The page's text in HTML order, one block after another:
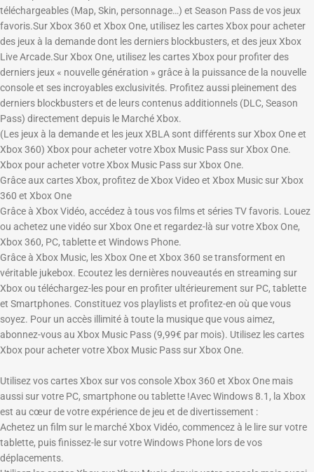
téléchargeables (Map, Skin, personnage…) et Season Pass de vos jeux
favoris.Sur Xbox 360 et Xbox One, utilisez les cartes Xbox pour acheter
des jeux à la demande dont les derniers blockbusters, et des jeux Xbox
Live Arcade.Sur Xbox One, utilisez les cartes Xbox pour profiter des
derniers jeux « nouvelle génération » grâce à la puissance de la nouvelle
console et ses incroyables exclusivités. Profitez aussi pleinement des
derniers blockbusters et de leurs contenus additionnels (DLC, Season
Pass) directement depuis le Marché Xbox.
(Les jeux à la demande et les jeux XBLA sont différents sur Xbox One et
Xbox 360) Xbox pour acheter votre Xbox Music Pass sur Xbox One.
Xbox pour acheter votre Xbox Music Pass sur Xbox One.
Grâce aux cartes Xbox, profitez de Xbox Video et Xbox Music sur Xbox
360 et Xbox One
Grâce à Xbox Vidéo, accédez à tous vos films et séries TV favoris. Louez
ou achetez une vidéo sur Xbox One et regardez-là sur votre Xbox One,
Xbox 360, PC, tablette et Windows Phone.
Grâce à Xbox Music, les Xbox One et Xbox 360 se transforment en
véritable jukebox. Ecoutez les dernières nouveautés en streaming sur
Xbox ou téléchargez-les pour en profiter ultérieurement sur PC, tablette
et Smartphones. Constituez vos playlists et profitez-en où que vous
soyez. Pour un accès illimité à toute la musique que vous aimez,
abonnez-vous au Xbox Music Pass (9,99€ par mois). Utilisez les cartes
Xbox pour acheter votre Xbox Music Pass sur Xbox One.
Utilisez vos cartes Xbox sur vos console Xbox 360 et Xbox One mais
aussi sur votre PC, smartphone ou tablette !Avec Windows 8.1, la Xbox
est au cœur de votre expérience de jeu et de divertissement :
Achetez un film sur le marché Xbox Vidéo, commencez à le lire sur votre
tablette, puis finissez-le sur votre Windows Phone lors de vos
déplacements.